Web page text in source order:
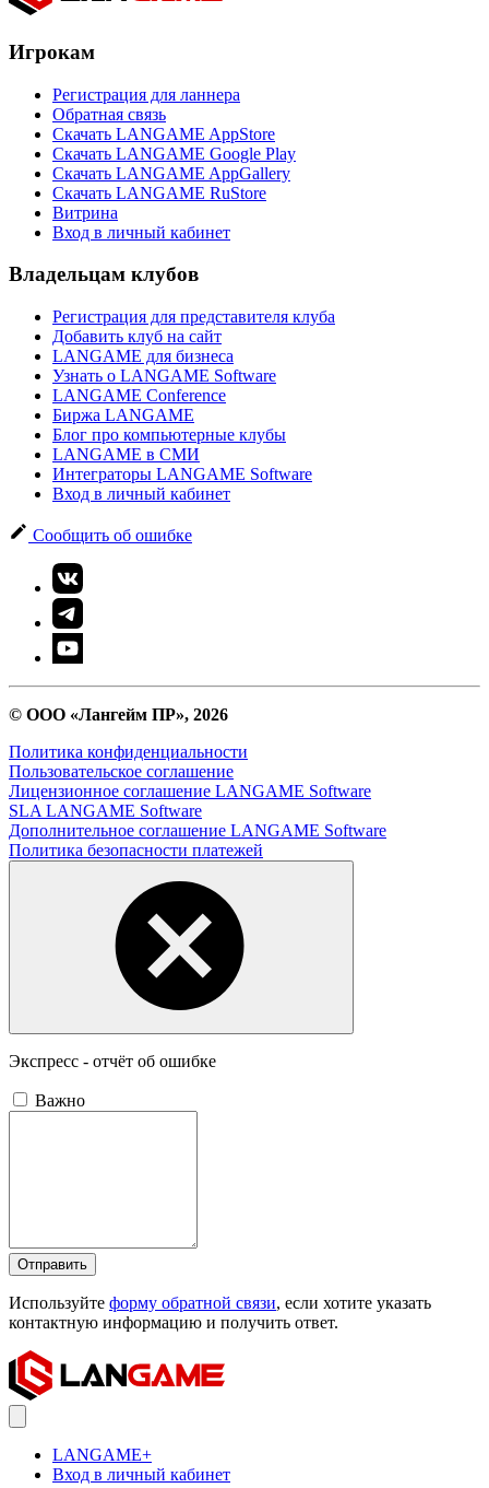
Игрокам
Регистрация для ланнера
Обратная связь
Скачать LANGAME AppStore
Скачать LANGAME Google Play
Скачать LANGAME AppGallery
Скачать LANGAME RuStore
Витрина
Вход в личный кабинет
Владельцам клубов
Регистрация для представителя клуба
Добавить клуб на сайт
LANGAME для бизнеса
Узнать о LANGAME Software
LANGAME Conference
Биржа LANGAME
Блог про компьютерные клубы
LANGAME в СМИ
Интеграторы LANGAME Software
Вход в личный кабинет
Сообщить об ошибке
© ООО «Лангейм ПР», 2026
Политика конфиденциальности
Пользовательское соглашение
Лицензионное соглашение LANGAME Software
SLA LANGAME Software
Дополнительное соглашение LANGAME Software
Политика безопасности платежей
Экспресс - отчёт об ошибке
Важно
Отправить
Используйте форму обратной связи, если хотите указать
контактную информацию и получить ответ.
LANGAME+
Вход в личный кабинет